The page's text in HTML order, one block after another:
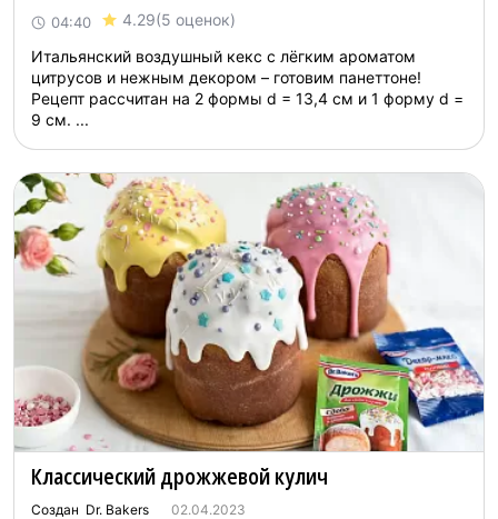
04:40 4.29(5 оценок)
Итальянский воздушный кекс с лёгким ароматом
цитрусов и нежным декором – готовим панеттоне!
Рецепт рассчитан на 2 формы d = 13,4 см и 1 форму d =
9 см. ...
Классический дрожжевой кулич
Создан Dr. Bakers 02.04.2023